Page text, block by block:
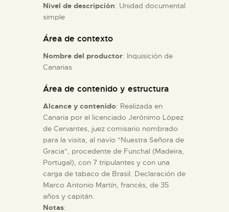
DIDÁCTICA
Nivel de descripción: Unidad documental
simple
Área de contexto
Nombre del productor: Inquisición de
Canarias
Área de contenido y estructura
Alcance y contenido: Realizada en
Canaria por el licenciado Jerónimo López
de Cervantes, juez comisario nombrado
para la visita, al navío "Nuestra Señora de
Gracia", procedente de Funchal (Madeira,
Portugal), con 7 tripulantes y con una
carga de tabaco de Brasil. Declaración de
Marco Antonio Martín, francés, de 35
años y capitán.
Notas: